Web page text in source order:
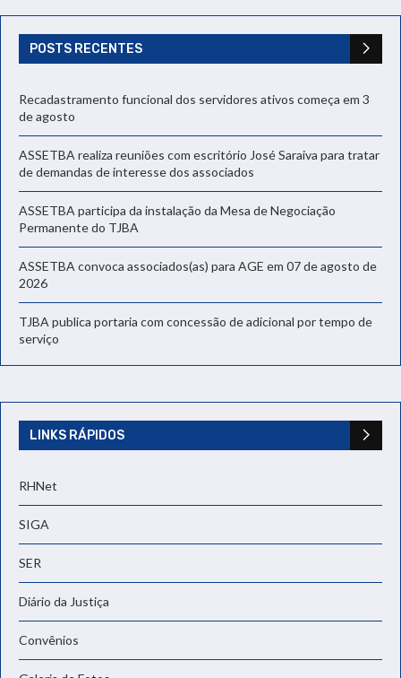
POSTS RECENTES
Recadastramento funcional dos servidores ativos começa em 3
de agosto
ASSETBA realiza reuniões com escritório José Saraiva para tratar
de demandas de interesse dos associados
ASSETBA participa da instalação da Mesa de Negociação
Permanente do TJBA
ASSETBA convoca associados(as) para AGE em 07 de agosto de
2026
TJBA publica portaria com concessão de adicional por tempo de
serviço
LINKS RÁPIDOS
RHNet
SIGA
SER
Diário da Justiça
Convênios